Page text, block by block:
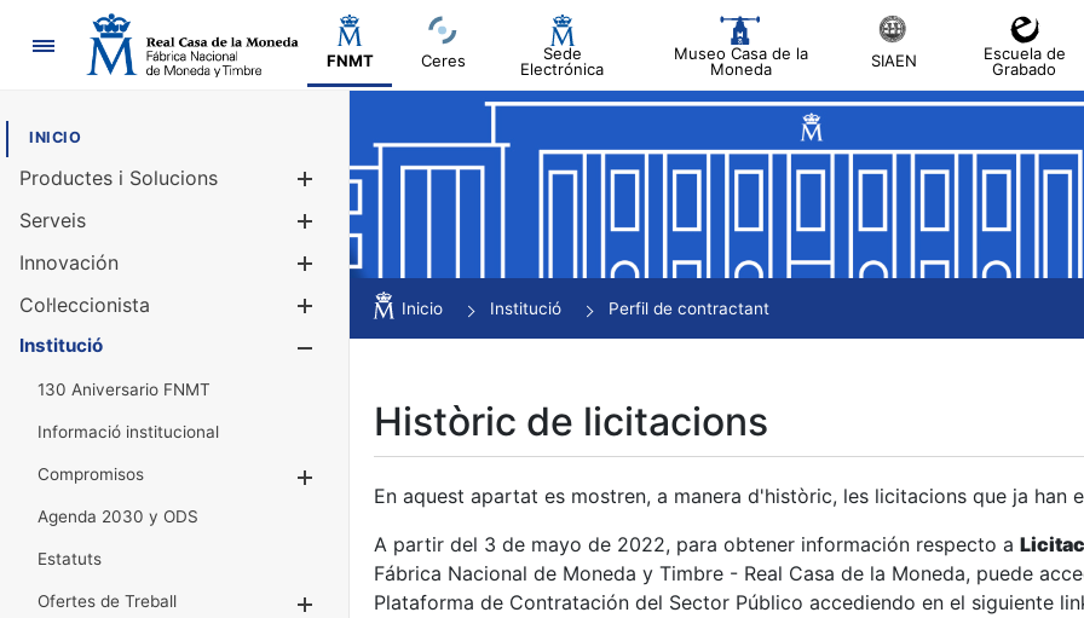
Navegació
FNMT Ceres
Sede
Electrónica
Museo Casa de la
Moneda
SIAEN
Escuela de
Grabado
INICIO
Productes i Solucions
Mostra/Amaga
Serveis
Innovación
Col·leccionista
Mostra/Amaga
Institució
130 Aniversario FNMT
Informació institucional
Compromisos
Agenda 2030 y ODS
Estatuts
Ofertes de Treball
Mostra/Amaga
Inicio Institució Perfil de contractant
Històric de licitacions
En aquest apartat es mostren, a manera d'històric, les licitacions que ja
A partir del 3 de mayo de 2022, para obtener información respecto a
Fábrica Nacional de Moneda y Timbre - Real Casa de la Moneda, puede
Plataforma de Contratación del Sector Público accediendo en el siguiente